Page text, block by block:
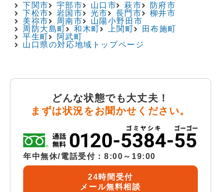
下関市 宇部市 山口市 萩市
防府市
下松市
岩国市 光市 長門市
柳井市
美祢市
周南市
山陽小野田市
周防大島町
和木町 上関町
田布施町
平生町
阿武町
山口県の対応地域トップページ
どんな状態でも大丈夫！
まずは状況をお聞かせください。
年中無休/電話受付：8:00～19:00
24時間受付
メール無料相談